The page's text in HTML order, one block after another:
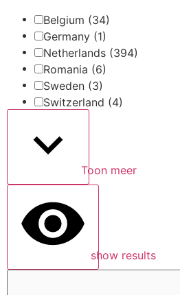
Belgium (34)
Germany (1)
Netherlands (394)
Romania (6)
Sweden (3)
Switzerland (4)
Toon meer
show results